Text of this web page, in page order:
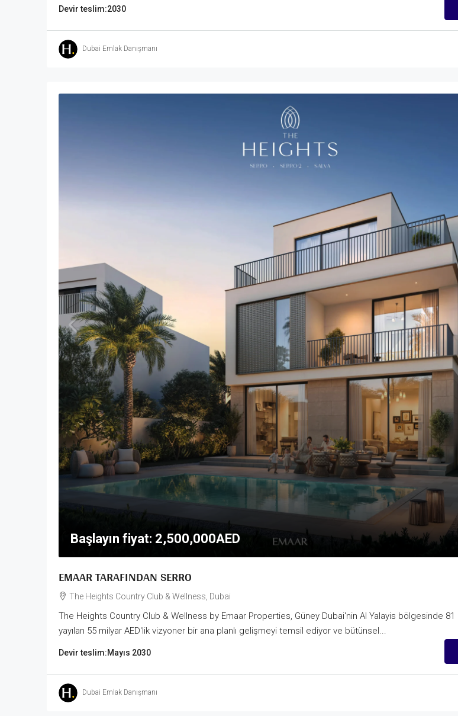
Devir teslim:2030
Dubai Emlak Danışmanı
Başlayın fiyat: 2,500,000AED
EMAAR TARAFINDAN SERRO
The Heights Country Club & Wellness, Dubai
The Heights Country Club & Wellness by Emaar Properties, Güney Dubai'nin Al Yalayis bölgesinde
yayılan 55 milyar AED'lik vizyoner bir ana planlı gelişmeyi temsil ediyor ve bütünsel...
Devir teslim:Mayıs 2030
Dubai Emlak Danışmanı